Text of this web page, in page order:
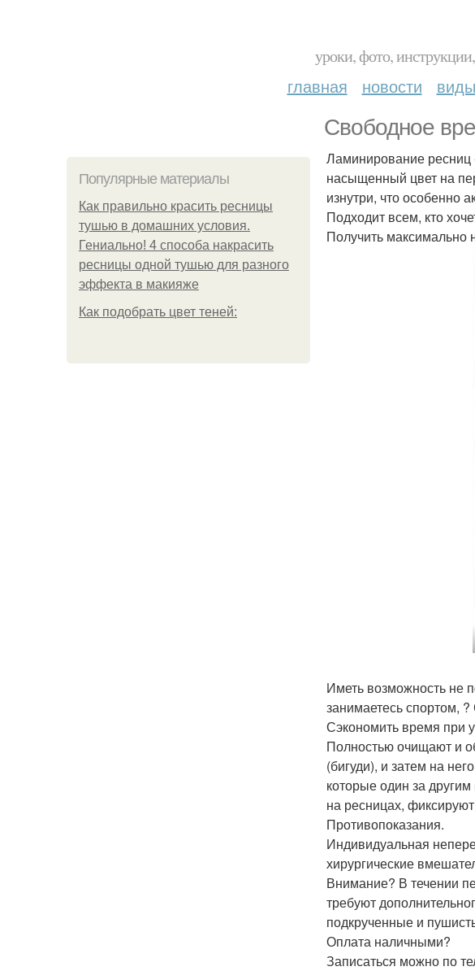
уроки, фото,
главная новости
Свободное
Популярные материалы
Как правильно красить ресницы
тушью в домашних условия.
Гениально! 4 способа накрасить
ресницы одной тушью для разного
эффекта в макияже
Как подобрать цвет теней:
Ламинирование ресниц
насыщенный цвет на
изнутри, что особенно
Подходит всем, кто
Получить максимально
Иметь возможность не
занимаетесь спортом,
Сэкономить время при
Полностью очищают и
(бигуди), и затем на
которые один за
на ресницах, фиксируют
Противопоказания.
Индивидуальная
хирургические
Внимание? В течении
требуют
подкрученные и
Оплата наличными?
Записаться можно по